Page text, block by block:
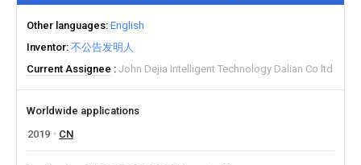
Other languages English
Inventor 不公告发明人
Current Assignee
John Dejia Intelligent Technology Dalian Co ltd
Worldwide applications
2019
CN